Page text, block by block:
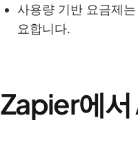
사용량 기반 요금제
요합니다.
Zapier에서